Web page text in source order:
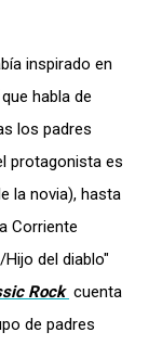
inspirado en
habla de
los padres
protagonista es
la novia), hasta
Corriente
del diablo"
Rock cuenta
de padres